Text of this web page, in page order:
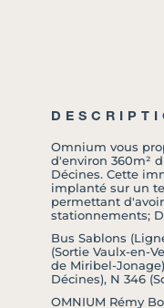
Omnium vous
d'environ 360m²
Décines. Cette
implanté sur un
permettant
stationnements;
Bus Sablons
(Sortie Vaulx-en-
de Miribel-
Décines), N 346
OMNIUM Rémy